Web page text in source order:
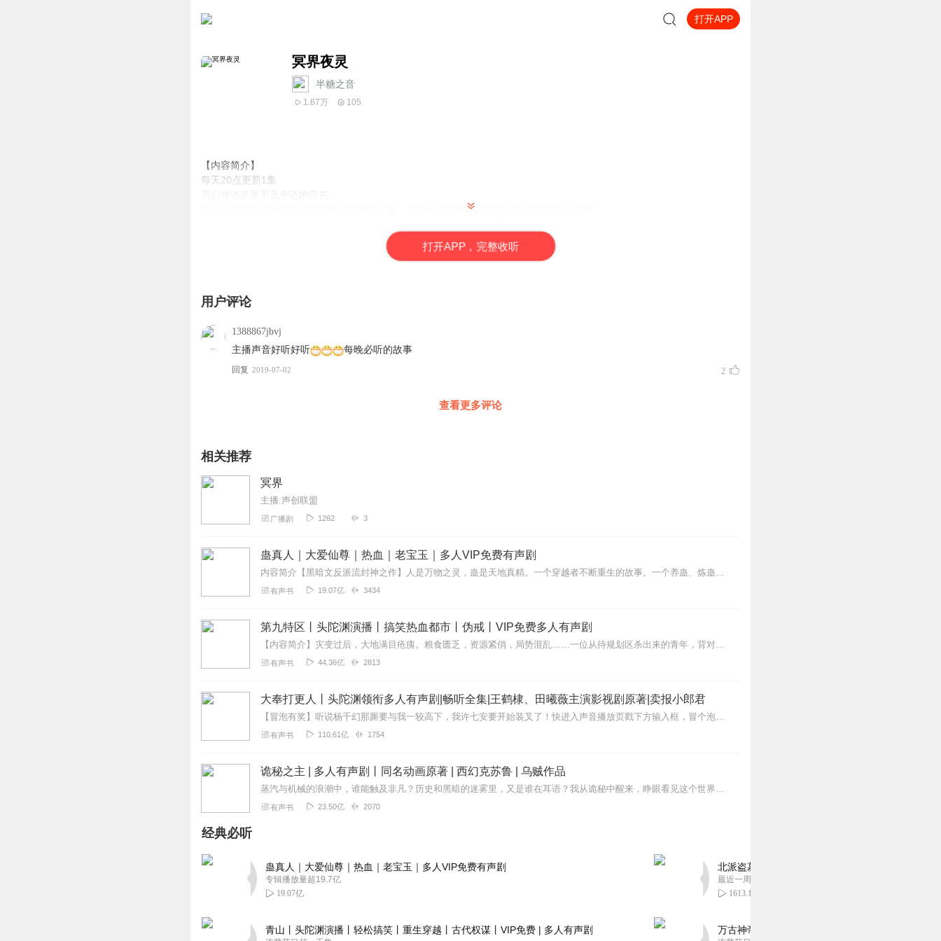
打开APP
冥界夜灵
半糖之音
1.67万 105
【内容简介】
每天20点更新1集
有的人在车祸中受了致命的伤最终却活了下来，有的人患了绝症却活过了医生说的那个期限……
1、本作品为付费有声书，前60集为免费试听，购买成功后，即可收听，可下载重复收听。
2、版权归原作者所有，严禁翻录成任何形式，严禁在任何第三方平台传播，违者将追究其法律责任。
3、如在充值／购买环节遇到问题，您可通过页面右上方按钮，将页面分享至微信内使用微信支付完成购买。
4、在购买过程中，如果您有任何问题，可以按以下步骤咨询在线客服：
第二步：如果您无法联系上APP内在线客服，可关注【喜马拉雅付费精品】公众号，通过下方菜单栏里咨询在线客服
打开APP，完整收听
用户评论
1388867jbvj
主播声音好听好听
每晚必听的故事
回复 2019-07-02 2
查看更多评论
相关推荐
冥界
主播:声创联盟
广播剧 1262 3
蛊真人｜大爱仙尊｜热血｜老宝玉｜多人VIP免费有声剧
内容简介【黑暗文反派流封神之作】人是万物之灵，蛊是天地真精。一个穿越者不断重生的故事。一个养蛊、炼蛊、用蛊的奇特世界。配音组（男角色）老宝玉旁白...
有声书 19.07亿 3434
第九特区丨头陀渊演播丨搞笑热血都市丨伪戒丨VIP免费多人有声剧
【内容简介】灾变过后，大地满目疮痍。粮食匮乏，资源紧俏，局势混乱……一位从待规划区杀出来的青年，背对着漫天黄沙，孤身来到九区谋生，却不曾想偶然结识三五好友，一念...
有声书 44.36亿 2813
大奉打更人丨头陀渊领衔多人有声剧|畅听全集|王鹤棣、田曦薇主演影视剧原著|卖报小郎君
【冒泡有奖】听说杨千幻那厮要与我一较高下，我许七安要开始装叉了！快进入声音播放页戳下方输入框，冒个泡偷偷告诉我，我要用哪些诗词才能胜过他？说得好的，有赏！202...
有声书 110.61亿 1754
诡秘之主 | 多人有声剧丨同名动画原著 | 西幻克苏鲁 | 乌贼作品
蒸汽与机械的浪潮中，谁能触及非凡？历史和黑暗的迷雾里，又是谁在耳语？我从诡秘中醒来，睁眼看见这个世界：枪械，大炮，巨舰，飞空艇，差分机；魔药，占卜，诅咒，倒吊人...
有声书 23.50亿 2070
经典必听
蛊真人｜大爱仙尊｜热血｜老宝玉｜多人VIP免费有声剧
专辑播放量超19.7亿
19.07亿
青山丨头陀渊演播丨轻松搞笑丨重生穿越丨古代权谋丨VIP免费 | 多人有声剧
北派盗墓笔记丨头陀渊出品丨悬疑灵异丨摸金校尉
最近一周更新
1613.12万
万古神帝丨玄幻丨热血丨紫襟团队演播丨多人有声